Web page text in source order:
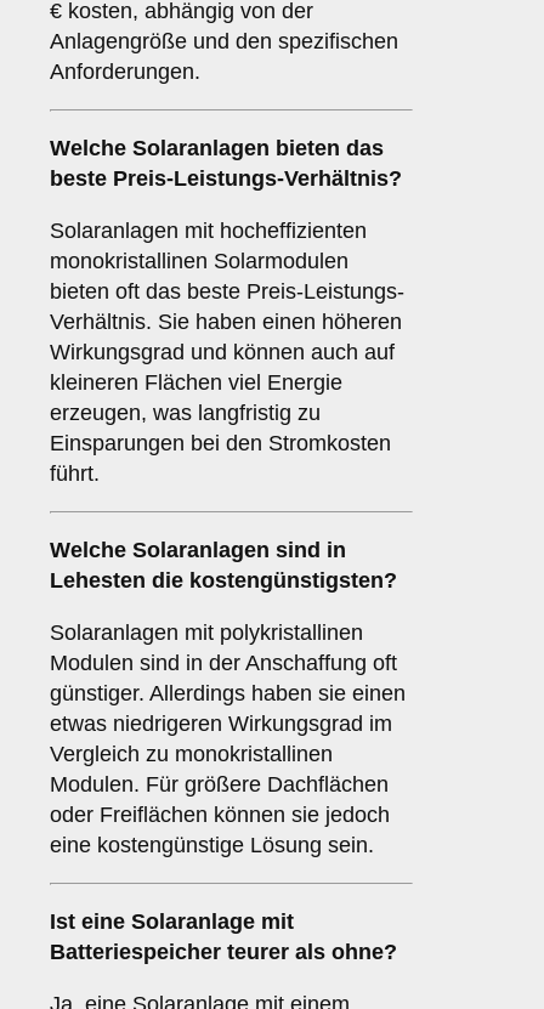
€ kosten, abhängig von der
Anlagengröße und den spezifischen
Anforderungen.
Welche Solaranlagen bieten das
beste Preis-Leistungs-Verhältnis?
Solaranlagen mit hocheffizienten
monokristallinen Solarmodulen
bieten oft das beste Preis-Leistungs-
Verhältnis. Sie haben einen höheren
Wirkungsgrad und können auch auf
kleineren Flächen viel Energie
erzeugen, was langfristig zu
Einsparungen bei den Stromkosten
führt.
Welche Solaranlagen sind in
Lehesten die kostengünstigsten?
Solaranlagen mit polykristallinen
Modulen sind in der Anschaffung oft
günstiger. Allerdings haben sie einen
etwas niedrigeren Wirkungsgrad im
Vergleich zu monokristallinen
Modulen. Für größere Dachflächen
oder Freiflächen können sie jedoch
eine kostengünstige Lösung sein.
Ist eine Solaranlage mit
Batteriespeicher teurer als ohne?